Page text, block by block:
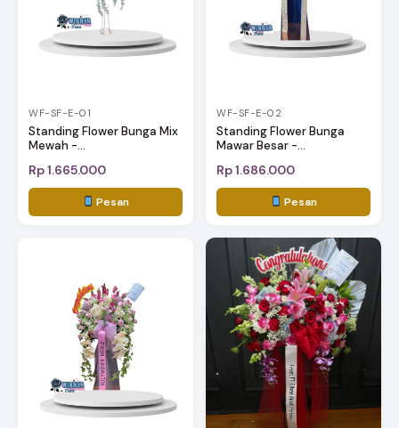
WF-SF-E-01
Standing Flower Bunga Mix
Mewah -...
Rp 1.665.000
Pesan
WF-SF-E-02
Standing Flower Bunga
Mawar Besar -...
Rp 1.686.000
Pesan